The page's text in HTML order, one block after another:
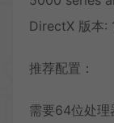
DirectX 版本:
推荐配置：
需要64位处理